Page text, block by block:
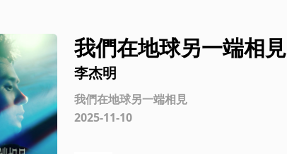
我們在地球另一端相見
李杰明
我們在地球另一端相見
2025-11-10